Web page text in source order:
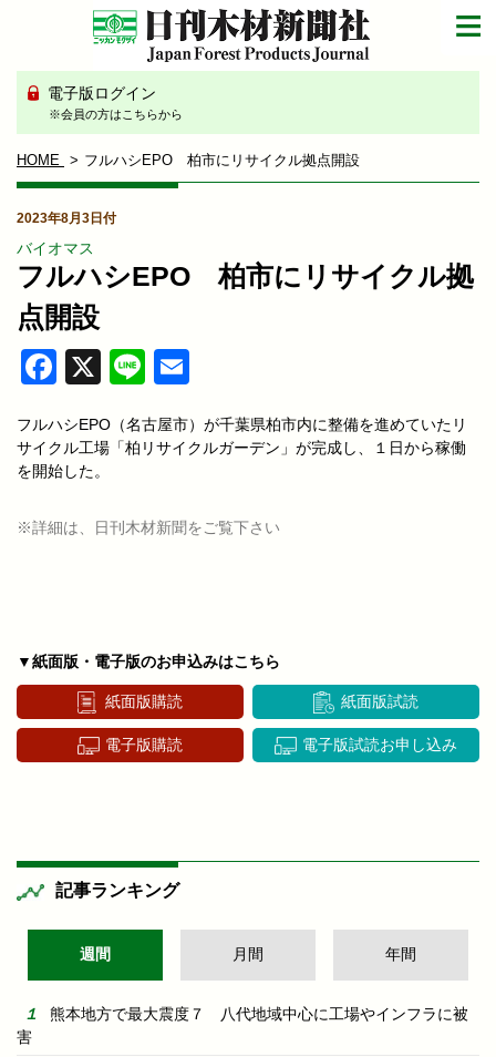
電子版ログイン
※会員の方はこちらから
HOME フルハシEPO 柏市にリサイクル拠点開設
2023年8月3日付
バイオマス
フルハシEPO 柏市にリサイクル拠
点開設
Facebook
X Line
フルハシEPO（名古屋市）が千葉県柏市内に整備を進めていたリ
サイクル工場「柏リサイクルガーデン」が完成し、１日から稼働
を開始した。
※詳細は、日刊木材新聞をご覧下さい
▼紙面版・電子版のお申込みはこちら
紙面版購読 紙面版試読
電子版購読 電子版試読お申し込み
記事ランキング
週間 月間 年間
熊本地方で最大震度７ 八代地域中心に工場やインフラに被
害